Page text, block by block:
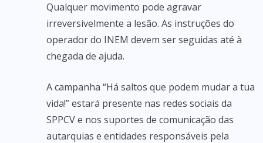
Qualquer movimento pode agravar
irreversivelmente a lesão. As instruções do
operador do INEM devem ser seguidas até à
chegada de ajuda.
A campanha “Há saltos que podem mudar a tua
vida!” estará presente nas redes sociais da
SPPCV e nos suportes de comunicação das
autarquias e entidades responsáveis pela